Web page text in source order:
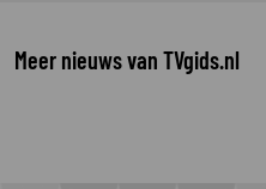
Meer nieuws van TVgids.nl